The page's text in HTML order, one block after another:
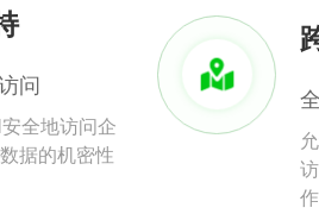
问
全地访问企
据的机密性
作